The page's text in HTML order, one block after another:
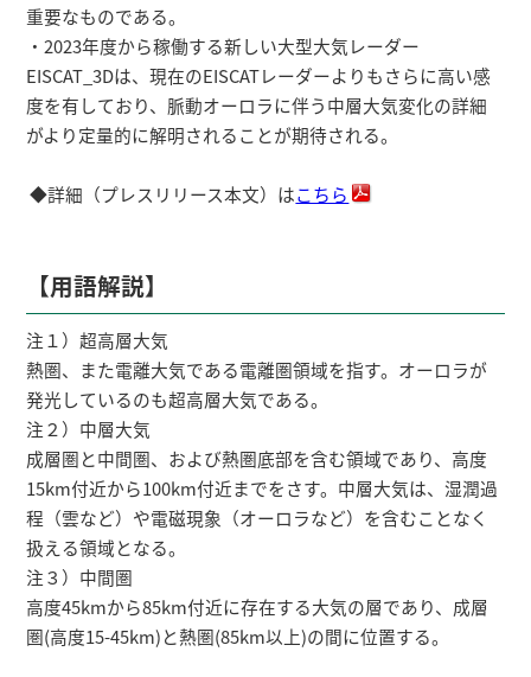
重要なものである。
・2023年度から稼働する新しい大型大気レーダー
EISCAT_3Dは、現在のEISCATレーダーよりもさらに高い感
度を有しており、脈動オーロラに伴う中層大気変化の詳細
がより定量的に解明されることが期待される。
◆詳細（プレスリリース本文）はこちら
【用語解説】
注１）超高層大気
熱圏、また電離大気である電離圏領域を指す。オーロラが
発光しているのも超高層大気である。
注２）中層大気
成層圏と中間圏、および熱圏底部を含む領域であり、高度
15km付近から100km付近までをさす。中層大気は、湿潤過
程（雲など）や電磁現象（オーロラなど）を含むことなく
扱える領域となる。
注３）中間圏
高度45kmから85km付近に存在する大気の層であり、成層
圏(高度15-45km)と熱圏(85km以上)の間に位置する。